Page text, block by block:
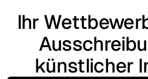
Ihr
künstlicher